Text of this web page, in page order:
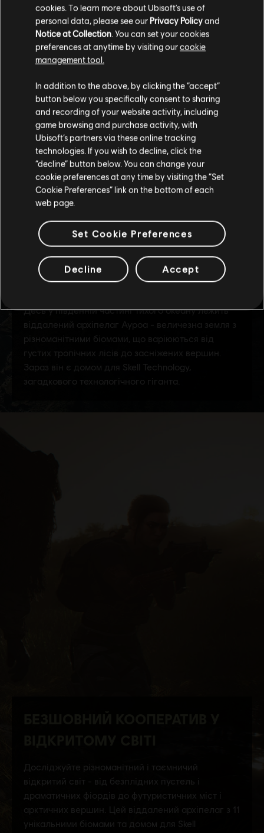
Гадаємо, ваша країна —
Америки.
Відвідайте наш місцевий магазин, аби зробити
покупку.
Залишитися в поточному магазині
Оновіть своє місцезнаходження
cookies. To learn more about Ubisoft's use of
personal data, please see our Privacy Policyand
Notice at Collection . You can set your cookies
preferences at anytime by visiting ourcookie
management tool.
In addition to the above, by clicking the “accept”
button below you specifically consent to sharing
and recording of your website activity, including
game browsing and purchase activity, with
Ubisoft’s partners via these online tracking
technologies. If you wish to decline, click the
“decline” button below. You can change your
cookie preferences at any time by visiting the “Set
Cookie Preferences” link on the bottom of each
web page.
Set Cookie Preferences
Decline Accept